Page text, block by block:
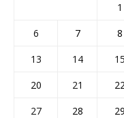
1
6
7 8
13
14 15
20
21
27
28 29